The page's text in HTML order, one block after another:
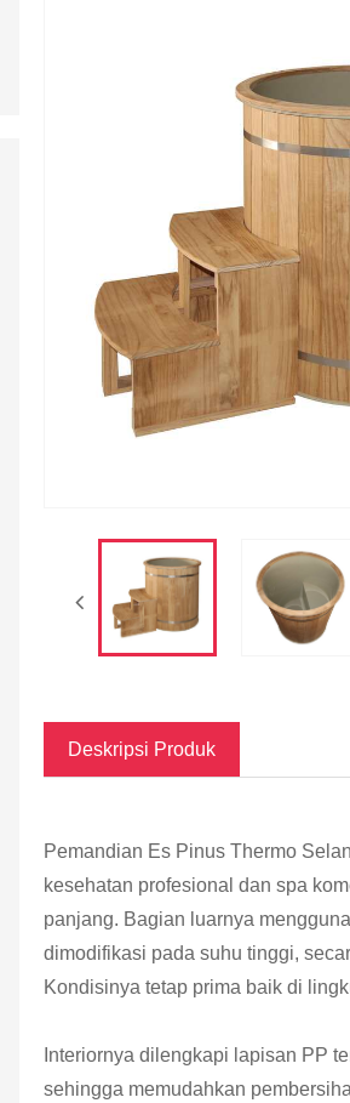
Deskripsi Produk
Pemandian Es Pinus Thermo
kesehatan profesional dan spa
panjang. Bagian luarnya
dimodifikasi pada suhu tinggi,
Kondisinya tetap prima baik di
Interiornya dilengkapi lapisan PP
sehingga memudahkan